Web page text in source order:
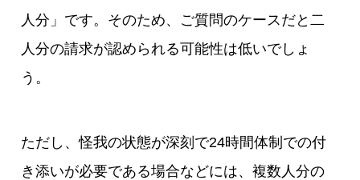
人分」です。そのため、ご質問のケースだと二
人分の請求が認められる可能性は低いでしょ
う。
ただし、怪我の状態が深刻で24時間体制での付
き添いが必要である場合などには、複数人分の